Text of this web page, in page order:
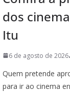
dos
Itu
6 de agosto de 2026
Quem pretende
para ir ao cinema